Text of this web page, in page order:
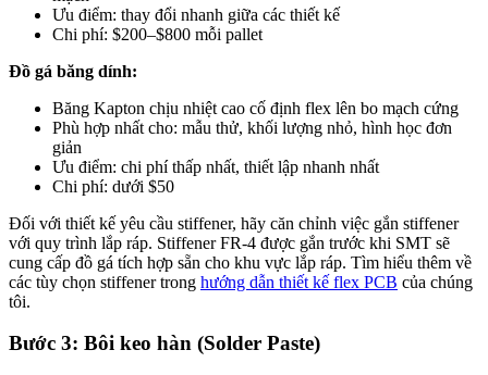
Ưu điểm: thay đổi nhanh giữa các thiết kế
Chi phí: $200–$800 mỗi pallet
Đồ gá băng dính:
Băng Kapton chịu nhiệt cao cố định flex lên bo mạch cứng
Phù hợp nhất cho: mẫu thử, khối lượng nhỏ, hình học đơn
giản
Ưu điểm: chi phí thấp nhất, thiết lập nhanh nhất
Chi phí: dưới $50
Đối với thiết kế yêu cầu stiffener, hãy căn chỉnh việc gắn stiffener
với quy trình lắp ráp. Stiffener FR-4 được gắn trước khi SMT sẽ
cung cấp đồ gá tích hợp sẵn cho khu vực lắp ráp. Tìm hiểu thêm về
các tùy chọn stiffener trong hướng dẫn thiết kế flex PCB của chúng
tôi.
Bước 3: Bôi keo hàn (Solder Paste)